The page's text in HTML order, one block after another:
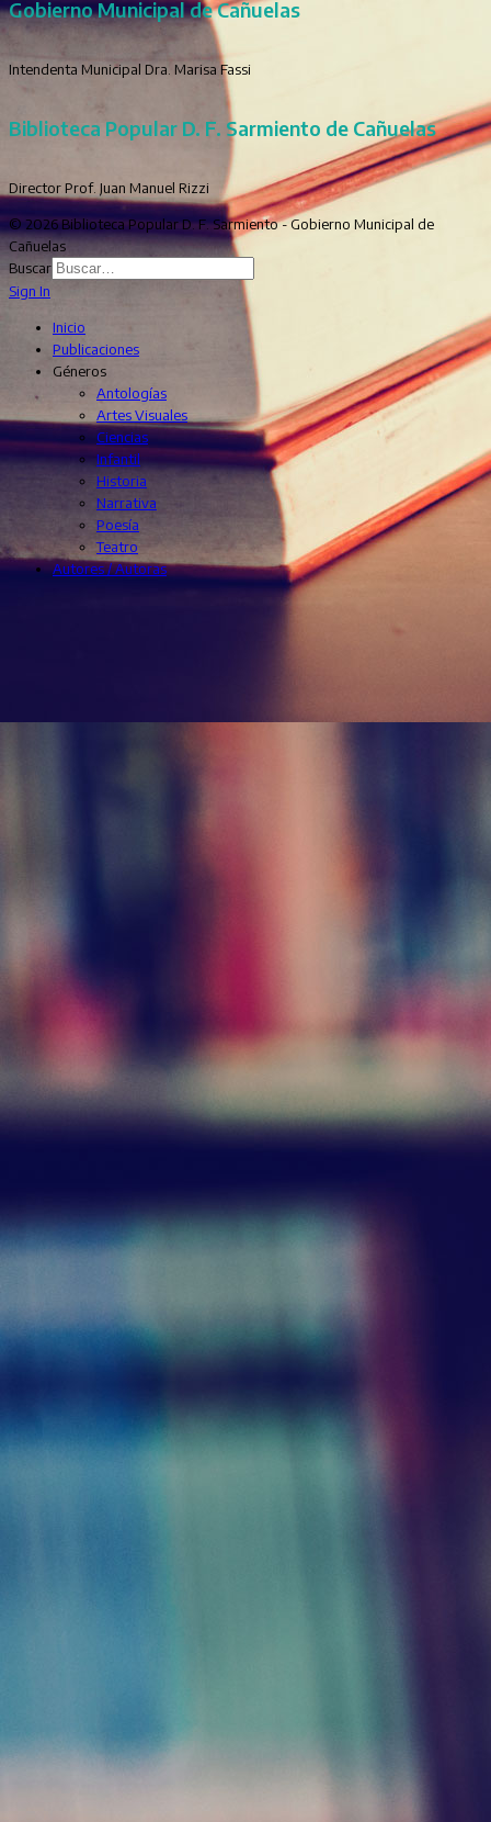
Gobierno Municipal de Cañuelas
Intendenta Municipal Dra. Marisa Fassi
Biblioteca Popular D. F. Sarmiento de Cañuelas
Director Prof. Juan Manuel Rizzi
© 2026 Biblioteca Popular D. F. Sarmiento - Gobierno Municipal de
Cañuelas
Buscar
Sign In
Inicio
Publicaciones
Géneros
Antologías
Artes Visuales
Ciencias
Infantil
Historia
Narrativa
Poesía
Teatro
Autores / Autoras